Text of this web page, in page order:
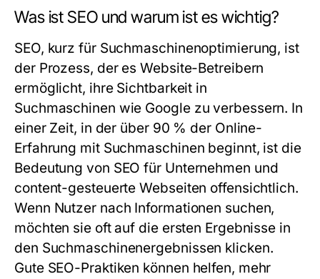
Was ist SEO und warum ist es wichtig?
SEO, kurz für Suchmaschinenoptimierung, ist
der Prozess, der es Website-Betreibern
ermöglicht, ihre Sichtbarkeit in
Suchmaschinen wie Google zu verbessern. In
einer Zeit, in der über 90 % der Online-
Erfahrung mit Suchmaschinen beginnt, ist die
Bedeutung von SEO für Unternehmen und
content-gesteuerte Webseiten offensichtlich.
Wenn Nutzer nach Informationen suchen,
möchten sie oft auf die ersten Ergebnisse in
den Suchmaschinenergebnissen klicken.
Gute SEO-Praktiken können helfen, mehr